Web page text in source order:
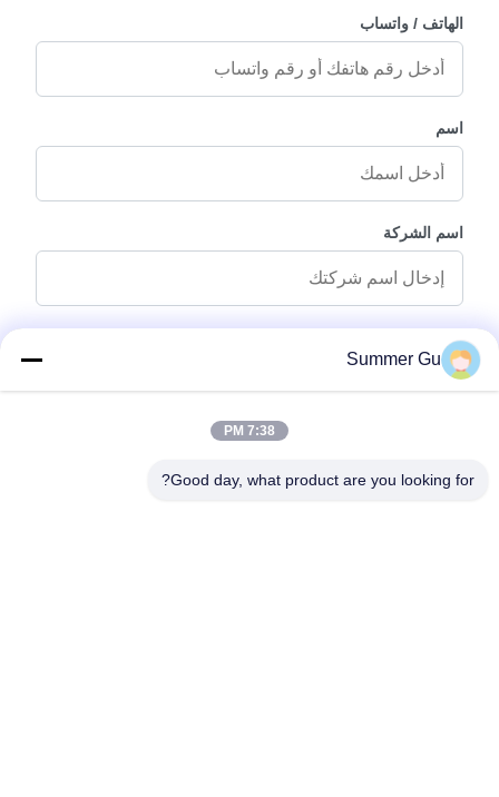
الهاتف / واتساب
اسم
اسم الشركة
رسالة استفسار
Summer Gu
7:38 PM
Good day, what product are you looking for?